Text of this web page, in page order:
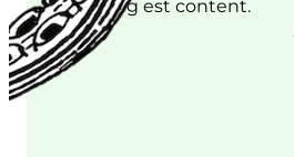
marketing est content.